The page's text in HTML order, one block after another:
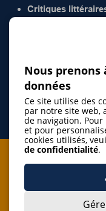
Critiques
Je
Nous prenons
données
Ce site utilise des
par notre site web,
de navigation.
et pour
cookies utilisés,
de confidentialité.